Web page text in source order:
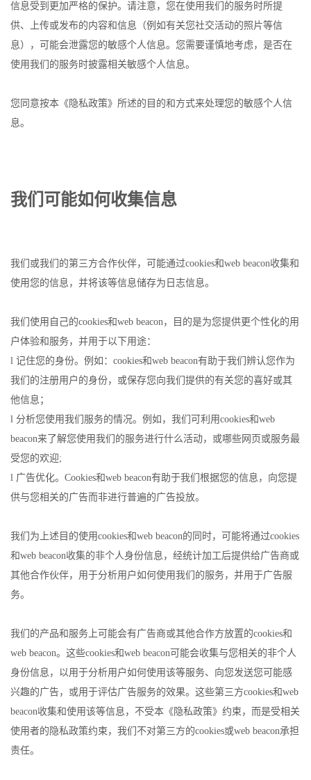
信息受到更加严格的保护。请注意，您在使用我们的服务时所提
供、上传或发布的内容和信息（例如有关您社交活动的照片等信
息），可能会泄露您的敏感个人信息。您需要谨慎地考虑，是否在
使用我们的服务时披露相关敏感个人信息。
您同意按本《隐私政策》所述的目的和方式来处理您的敏感个人信
息。
我们可能如何收集信息
我们或我们的第三方合作伙伴，可能通过cookies和web beacon收集和
使用您的信息，并将该等信息储存为日志信息。
我们使用自己的cookies和web beacon，目的是为您提供更个性化的用
户体验和服务，并用于以下用途：
l 记住您的身份。例如：cookies和web beacon有助于我们辨认您作为
我们的注册用户的身份，或保存您向我们提供的有关您的喜好或其
他信息；
l 分析您使用我们服务的情况。例如，我们可利用cookies和web
beacon来了解您使用我们的服务进行什么活动，或哪些网页或服务最
受您的欢迎;
l 广告优化。Cookies和web beacon有助于我们根据您的信息，向您提
供与您相关的广告而非进行普遍的广告投放。
我们为上述目的使用cookies和web beacon的同时，可能将通过cookies
和web beacon收集的非个人身份信息，经统计加工后提供给广告商或
其他合作伙伴，用于分析用户如何使用我们的服务，并用于广告服
务。
我们的产品和服务上可能会有广告商或其他合作方放置的cookies和
web beacon。这些cookies和web beacon可能会收集与您相关的非个人
身份信息，以用于分析用户如何使用该等服务、向您发送您可能感
兴趣的广告，或用于评估广告服务的效果。这些第三方cookies和web
beacon收集和使用该等信息，不受本《隐私政策》约束，而是受相关
使用者的隐私政策约束，我们不对第三方的cookies或web beacon承担
责任。